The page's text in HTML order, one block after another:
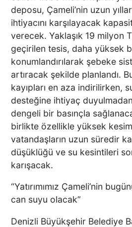
deposu, Çameli’nin uzun
ihtiyacını karşılayacak
verecek. Yaklaşık 19 milyon
geçirilen tesis, daha yüksek
konumlandırılarak şebeke
artıracak şekilde planlandı.
kayıpları en aza indirilirken,
desteğine ihtiyaç
dengeli bir basınçla
birlikte özellikle yüksek
vatandaşların uzun süredir
düşüklüğü ve su kesintileri
karışacak.
“Yatırımımız Çameli’nin
can suyu olacak”
Denizli Büyükşehir Belediye